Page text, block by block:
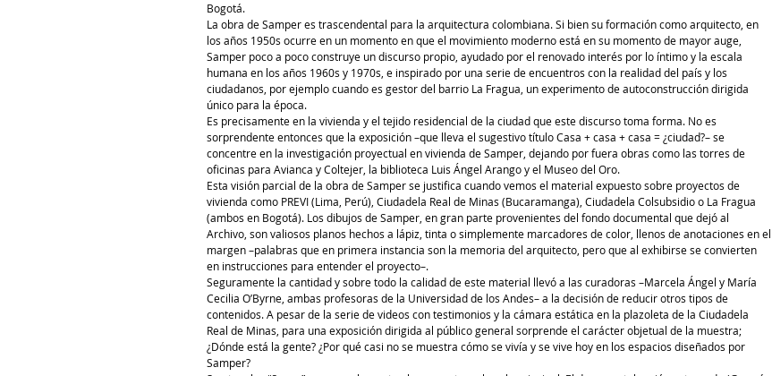
Bogotá.
La obra de Samper es trascendental para la arquitectura colombiana. Si bien su formación como arquitecto, en
los años 1950s ocurre en un momento en que el movimiento moderno está en su momento de mayor auge,
Samper poco a poco construye un discurso propio, ayudado por el renovado interés por lo íntimo y la escala
humana en los años 1960s y 1970s, e inspirado por una serie de encuentros con la realidad del país y los
ciudadanos, por ejemplo cuando es gestor del barrio La Fragua, un experimento de autoconstrucción dirigida
único para la época.
Es precisamente en la vivienda y el tejido residencial de la ciudad que este discurso toma forma. No es
sorprendente entonces que la exposición –que lleva el sugestivo título Casa + casa + casa = ¿ciudad?– se
concentre en la investigación proyectual en vivienda de Samper, dejando por fuera obras como las torres de
oficinas para Avianca y Coltejer, la biblioteca Luis Ángel Arango y el Museo del Oro.
Esta visión parcial de la obra de Samper se justifica cuando vemos el material expuesto sobre proyectos de
vivienda como PREVI (Lima, Perú), Ciudadela Real de Minas (Bucaramanga), Ciudadela Colsubsidio o La Fragua
(ambos en Bogotá). Los dibujos de Samper, en gran parte provenientes del fondo documental que dejó al
Archivo, son valiosos planos hechos a lápiz, tinta o simplemente marcadores de color, llenos de anotaciones en el
margen –palabras que en primera instancia son la memoria del arquitecto, pero que al exhibirse se convierten
en instrucciones para entender el proyecto–.
Seguramente la cantidad y sobre todo la calidad de este material llevó a las curadoras –Marcela Ángel y María
Cecilia O’Byrne, ambas profesoras de la Universidad de los Andes– a la decisión de reducir otros tipos de
contenidos. A pesar de la serie de videos con testimonios y la cámara estática en la plazoleta de la Ciudadela
Real de Minas, para una exposición dirigida al público general sorprende el carácter objetual de la muestra;
¿Dónde está la gente? ¿Por qué casi no se muestra cómo se vivía y se vive hoy en los espacios diseñados por
Samper?